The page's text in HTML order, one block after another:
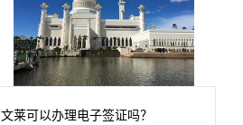
文莱可以办理电子签证吗？